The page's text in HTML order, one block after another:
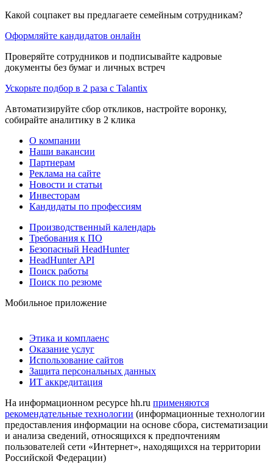
Какой соцпакет вы предлагаете семейным сотрудникам?
Оформляйте кандидатов онлайн
Проверяйте сотрудников и подписывайте кадровые
документы без бумаг и личных встреч
Ускорьте подбор в 2 раза с Talantix
Автоматизируйте сбор откликов, настройте воронку,
собирайте аналитику в 2 клика
О компании
Наши вакансии
Партнерам
Реклама на сайте
Новости и статьи
Инвесторам
Кандидаты по профессиям
Производственный календарь
Требования к ПО
Безопасный HeadHunter
HeadHunter API
Поиск работы
Поиск по резюме
Мобильное приложение
Этика и комплаенс
Оказание услуг
Использование сайтов
Защита персональных данных
ИТ аккредитация
На информационном ресурсе hh.ru применяются
рекомендательные технологии (информационные технологии
предоставления информации на основе сбора, систематизации
и анализа сведений, относящихся к предпочтениям
пользователей сети «Интернет», находящихся на территории
Российской Федерации)